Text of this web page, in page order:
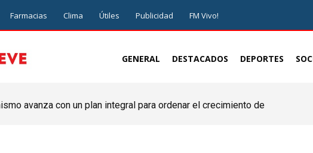
Farmacias Clima Útiles Publicidad FM Vivo!
GENERAL DESTACADOS DEPORTES
avanza con un plan integral para ordenar el crecimiento de